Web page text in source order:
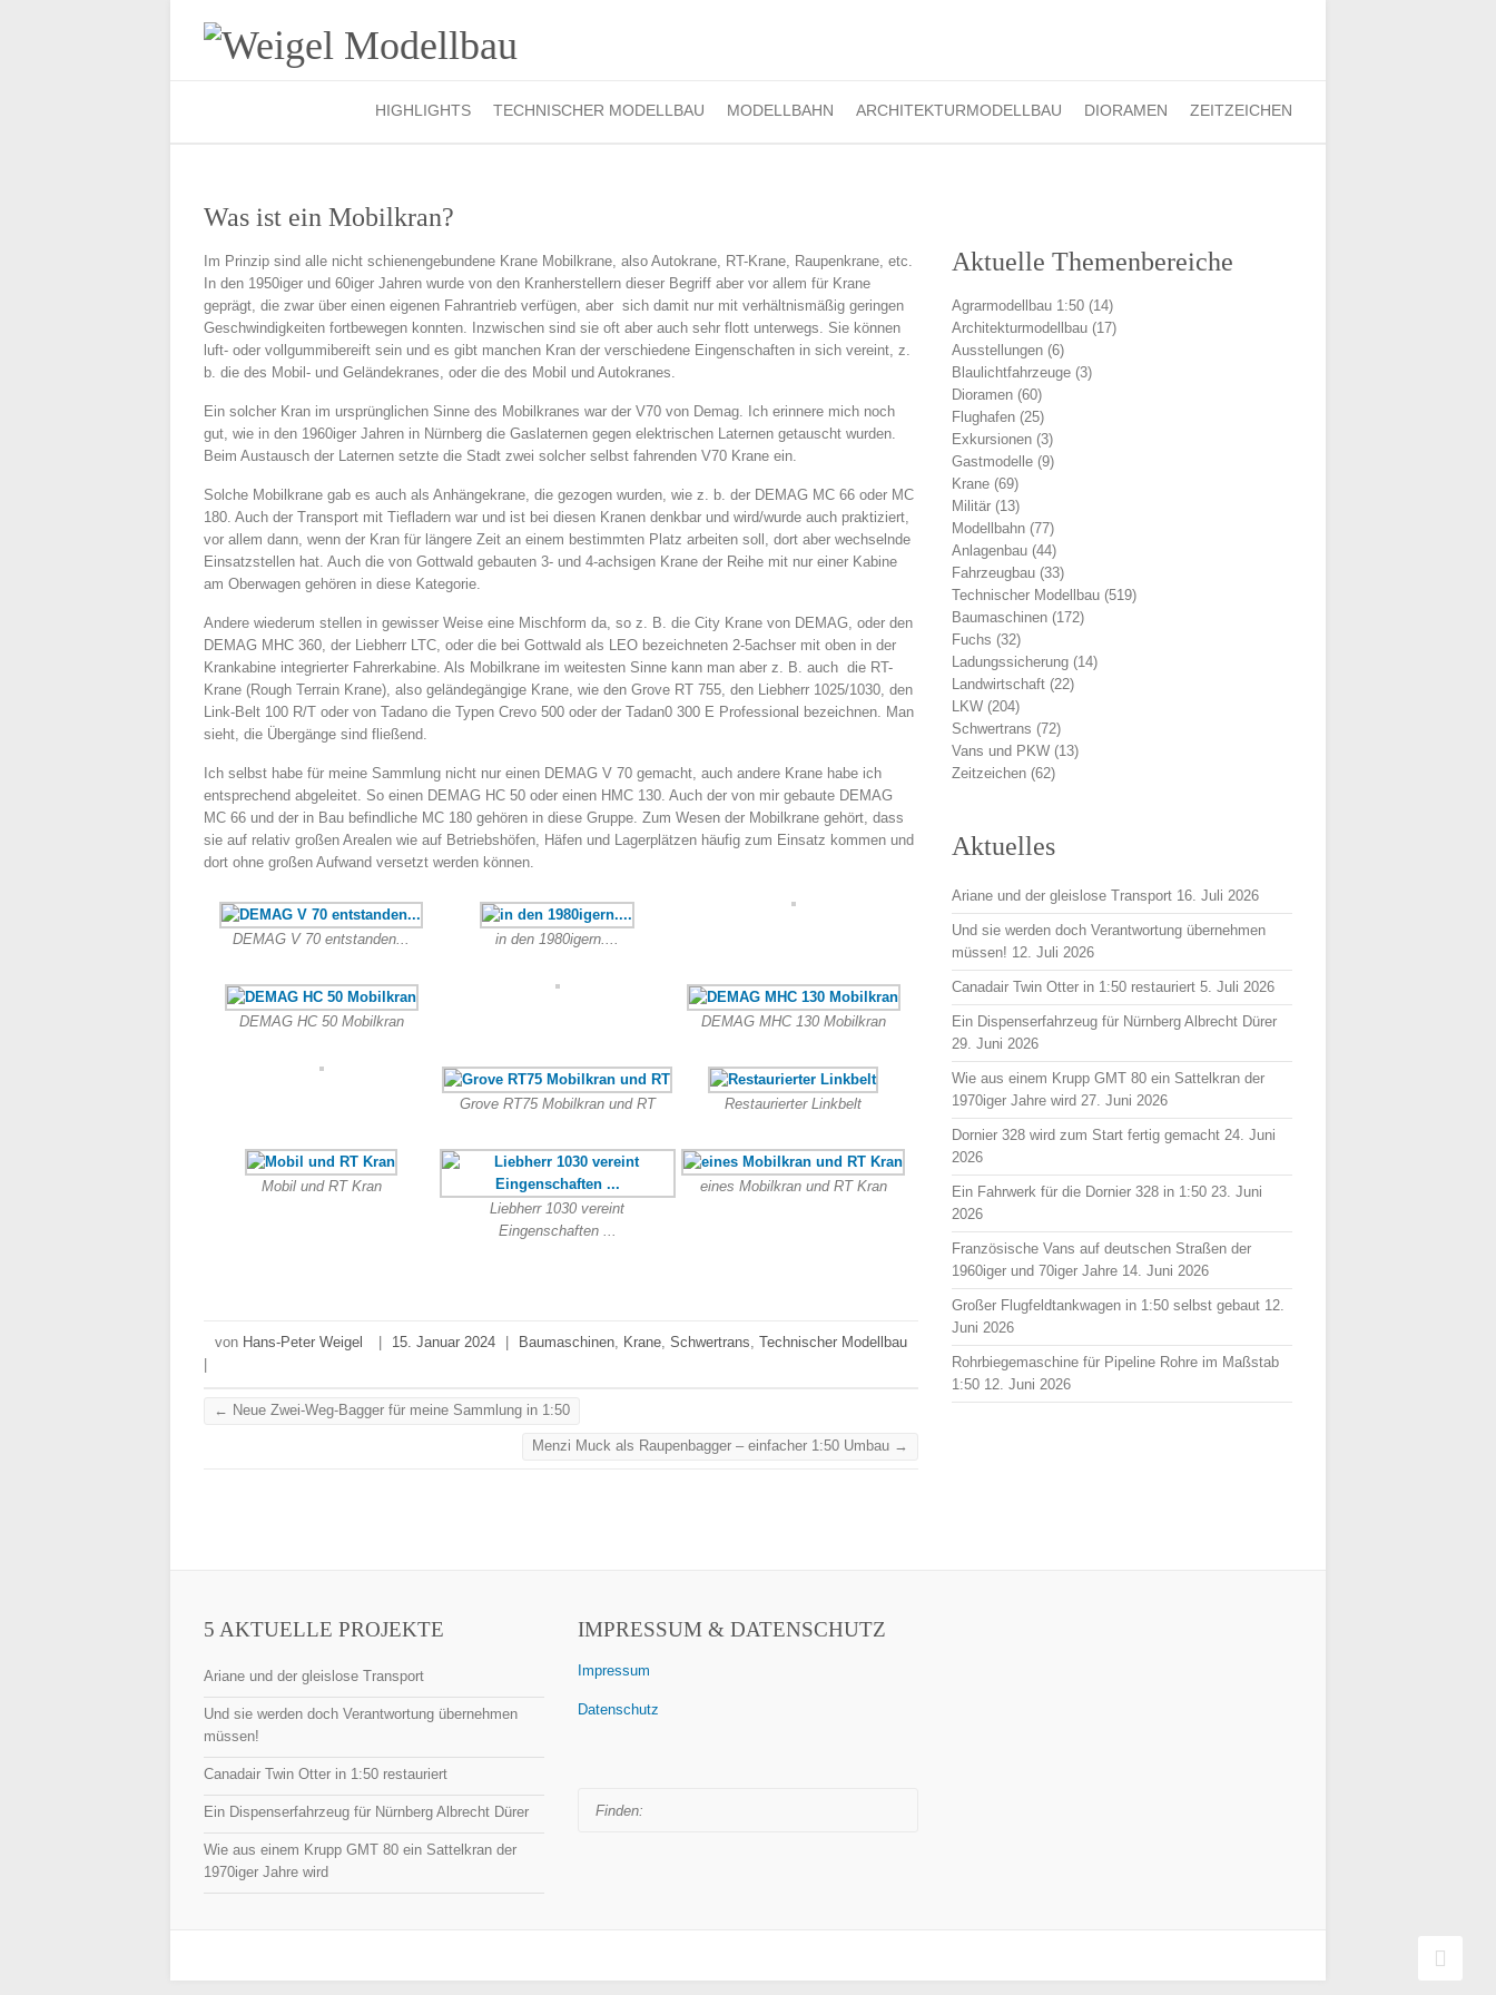
HIGHLIGHTS TECHNISCHER MODELLBAU MODELLBAHN ARCHITEKTURMODELLBAU DIORAMEN ZEITZEICHEN
Was ist ein Mobilkran?
Im Prinzip sind alle nicht schienengebundene Krane Mobilkrane, also Autokrane, RT-Krane, Raupenkrane, etc.
In den 1950iger und 60iger Jahren wurde von den Kranherstellern dieser Begriff aber vor allem für Krane
geprägt, die zwar über einen eigenen Fahrantrieb verfügen, aber sich damit nur mit verhältnismäßig geringen
Geschwindigkeiten fortbewegen konnten. Inzwischen sind sie oft aber auch sehr flott unterwegs. Sie können
luft- oder vollgummibereift sein und es gibt manchen Kran der verschiedene Eingenschaften in sich vereint, z.
b. die des Mobil- und Geländekranes, oder die des Mobil und Autokranes.
Ein solcher Kran im ursprünglichen Sinne des Mobilkranes war der V70 von Demag. Ich erinnere mich noch
gut, wie in den 1960iger Jahren in Nürnberg die Gaslaternen gegen elektrischen Laternen getauscht wurden.
Beim Austausch der Laternen setzte die Stadt zwei solcher selbst fahrenden V70 Krane ein.
Solche Mobilkrane gab es auch als Anhängekrane, die gezogen wurden, wie z. b. der DEMAG MC 66 oder MC
180. Auch der Transport mit Tiefladern war und ist bei diesen Kranen denkbar und wird/wurde auch praktiziert,
vor allem dann, wenn der Kran für längere Zeit an einem bestimmten Platz arbeiten soll, dort aber wechselnde
Einsatzstellen hat. Auch die von Gottwald gebauten 3- und 4-achsigen Krane der Reihe mit nur einer Kabine
am Oberwagen gehören in diese Kategorie.
Andere wiederum stellen in gewisser Weise eine Mischform da, so z. B. die City Krane von DEMAG, oder den
DEMAG MHC 360, der Liebherr LTC, oder die bei Gottwald als LEO bezeichneten 2-5achser mit oben in der
Krankabine integrierter Fahrerkabine. Als Mobilkrane im weitesten Sinne kann man aber z. B. auch die RT-
Krane (Rough Terrain Krane), also geländegängige Krane, wie den Grove RT 755, den Liebherr 1025/1030, den
Link-Belt 100 R/T oder von Tadano die Typen Crevo 500 oder der Tadan0 300 E Professional bezeichnen. Man
sieht, die Übergänge sind fließend.
Ich selbst habe für meine Sammlung nicht nur einen DEMAG V 70 gemacht, auch andere Krane habe ich
entsprechend abgeleitet. So einen DEMAG HC 50 oder einen HMC 130. Auch der von mir gebaute DEMAG
MC 66 und der in Bau befindliche MC 180 gehören in diese Gruppe. Zum Wesen der Mobilkrane gehört, dass
sie auf relativ großen Arealen wie auf Betriebshöfen, Häfen und Lagerplätzen häufig zum Einsatz kommen und
dort ohne großen Aufwand versetzt werden können.
DEMAG V 70 entstanden... in den 1980igern....
DEMAG HC 50 Mobilkran DEMAG MHC 130 Mobilkran
Grove RT75 Mobilkran und RT Restaurierter Linkbelt
Mobil und RT Kran
Liebherr 1030 vereint
Eingenschaften ...
eines Mobilkran und RT Kran
von Hans-Peter Weigel 15. Januar 2024 Baumaschinen, Krane, Schwertrans, Technischer Modellbau
← Neue Zwei-Weg-Bagger für meine Sammlung in 1:50
Menzi Muck als Raupenbagger – einfacher 1:50 Umbau →
Aktuelle Themenbereiche
Agrarmodellbau 1:50 (14)
Architekturmodellbau (17)
Ausstellungen (6)
Blaulichtfahrzeuge (3)
Dioramen (60)
Flughafen (25)
Exkursionen (3)
Gastmodelle (9)
Krane (69)
Militär (13)
Modellbahn (77)
Anlagenbau (44)
Fahrzeugbau (33)
Technischer Modellbau (519)
Baumaschinen (172)
Fuchs (32)
Ladungssicherung (14)
Landwirtschaft (22)
LKW (204)
Schwertrans (72)
Vans und PKW (13)
Zeitzeichen (62)
Aktuelles
Ariane und der gleislose Transport 16. Juli 2026
Und sie werden doch Verantwortung übernehmen
müssen! 12. Juli 2026
Canadair Twin Otter in 1:50 restauriert 5. Juli 2026
Ein Dispenserfahrzeug für Nürnberg Albrecht Dürer
29. Juni 2026
Wie aus einem Krupp GMT 80 ein Sattelkran der
1970iger Jahre wird 27. Juni 2026
Dornier 328 wird zum Start fertig gemacht 24. Juni
2026
Ein Fahrwerk für die Dornier 328 in 1:50 23. Juni
2026
Französische Vans auf deutschen Straßen der
1960iger und 70iger Jahre 14. Juni 2026
Großer Flugfeldtankwagen in 1:50 selbst gebaut 12.
Juni 2026
Rohrbiegemaschine für Pipeline Rohre im Maßstab
1:50 12. Juni 2026
5 AKTUELLE PROJEKTE
Ariane und der gleislose Transport
Und sie werden doch Verantwortung übernehmen
müssen!
Canadair Twin Otter in 1:50 restauriert
Ein Dispenserfahrzeug für Nürnberg Albrecht Dürer
Wie aus einem Krupp GMT 80 ein Sattelkran der
1970iger Jahre wird
IMPRESSUM & DATENSCHUTZ
Impressum
Datenschutz